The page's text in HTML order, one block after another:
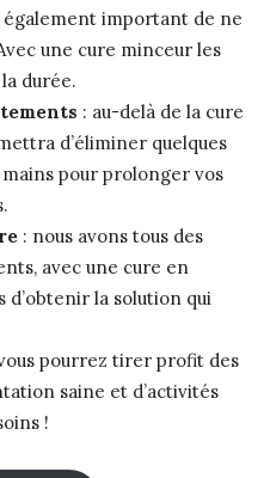
également important de ne
une cure minceur les
durée.
: au-delà de la cure
d’éliminer quelques
pour prolonger vos
: nous avons tous des
avec une cure en
d’obtenir la solution qui
pourrez tirer profit des
saine et d’activités
!